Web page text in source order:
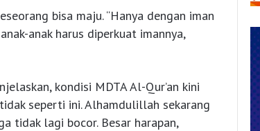
bisa maju. “Hanya dengan iman
anak harus diperkuat imannya,
kondisi MDTA Al-Qur’an kini
seperti ini. Alhamdulillah sekarang
tidak lagi bocor. Besar harapan,